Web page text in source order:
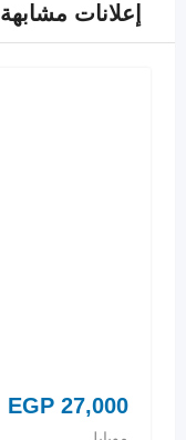
إعلانات مشابهة
EGP 27,000